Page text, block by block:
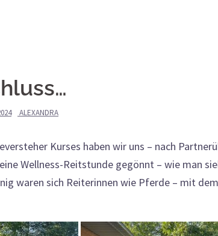
ALEXANDRA
Kurses haben wir uns – nach
Wellness-Reitstunde gegönnt – wie man
waren sich Reiterinnen wie Pferde – mit